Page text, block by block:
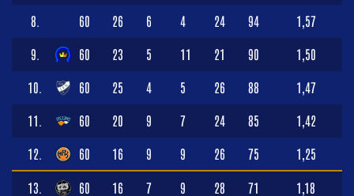
8. 60 26 6 4 24 94 1,57
9. 60 23 5 11 21 90 1,50
10. 60 25 4 5 26 88 1,47
11. 60 20 9 7 24 85 1,42
12. 60 16 9 9 26 75 1,25
13. 60 16 7 9 28 71 1,18